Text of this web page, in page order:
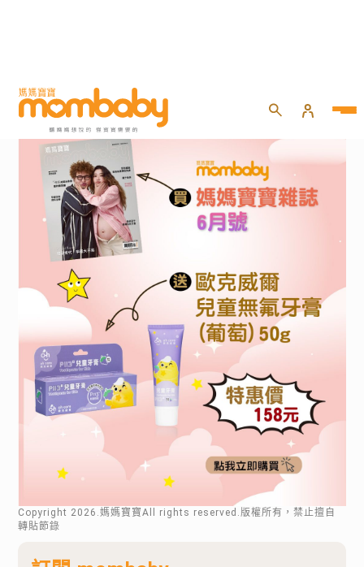
Copyright 2026 .媽媽寶寶All rights reserved.版權所有，禁止擅自
轉貼節錄